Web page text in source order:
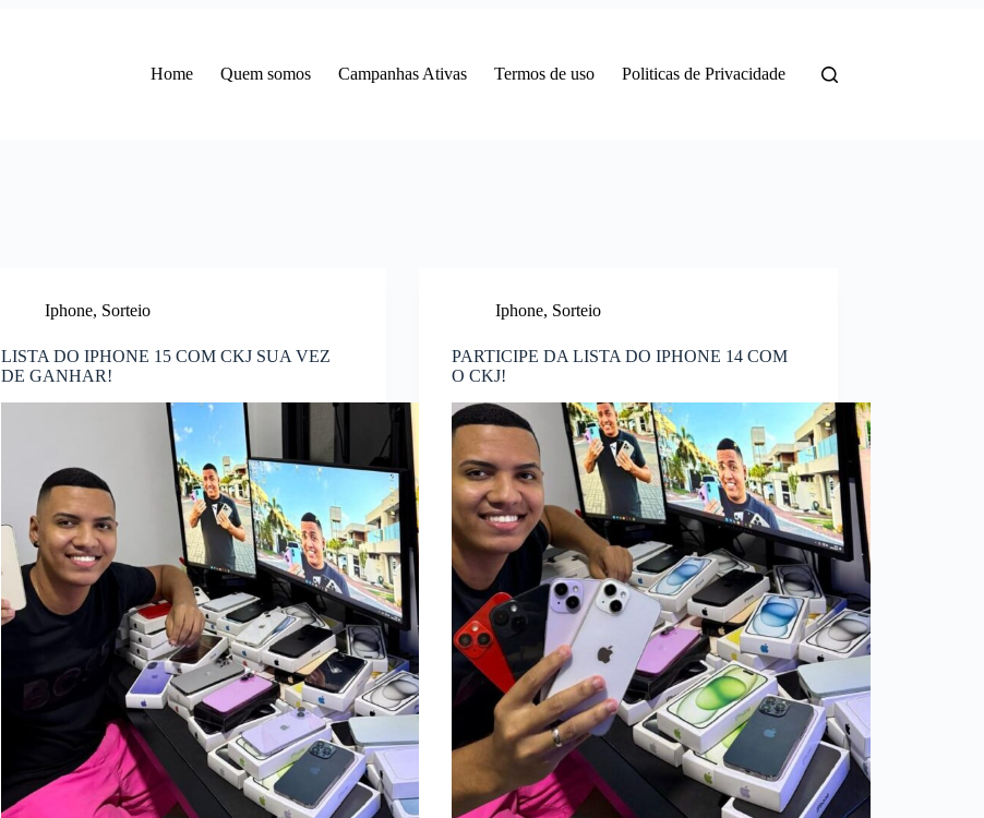
Home Quem somos Campanhas Ativas Termos de uso Politicas de Privacidade
Iphone, Sorteio
LISTA DO IPHONE 15 COM CKJ SUA VEZ
DE GANHAR!
Iphone, Sorteio
PARTICIPE DA LISTA DO IPHONE 14 COM
O CKJ!